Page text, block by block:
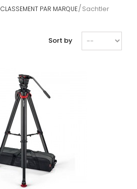
CLASSEMENT PAR MARQUE Sachtler
Sort by